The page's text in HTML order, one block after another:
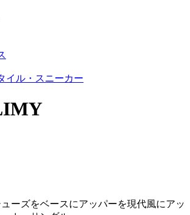
イル・スニーカー
ーズをベースにアッパーを現代風にアッ